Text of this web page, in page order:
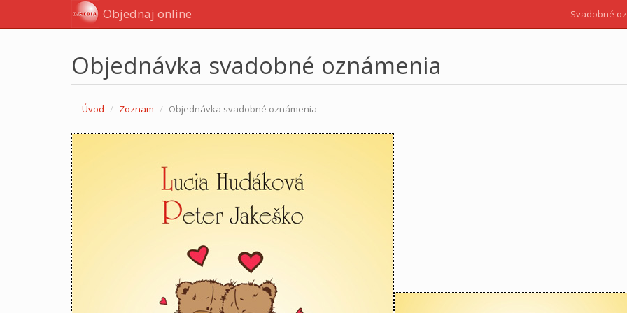
Objednaj online Svadobné
Objednávka svadobné oznámenia
Úvod Zoznam Objednávka svadobné oznámenia